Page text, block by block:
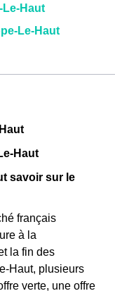
Le-Haut
Le-Haut
Haut
savoir sur le
français
à la
la fin des
Haut, plusieurs
verte, une offre